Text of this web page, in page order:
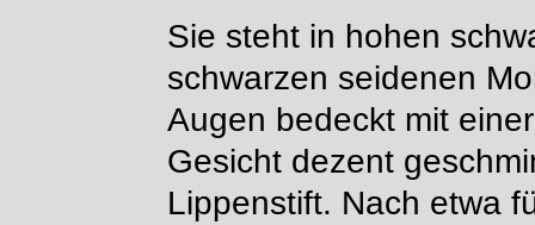
Sie steht in hohen
schwarzen seidenen
Augen bedeckt mit
Gesicht dezent
Lippenstift. Nach etwa